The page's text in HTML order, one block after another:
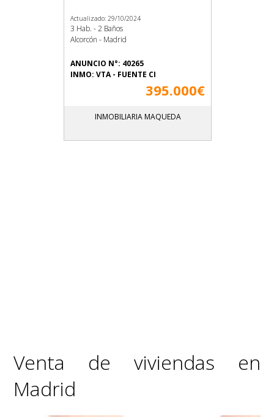
Actualizado: 29/10/2024
3 Hab. - 2 Baños
Alcorcón - Madrid
ANUNCIO N°: 40265
INMO: VTA - FUENTE CI
395.000€
INMOBILIARIA MAQUEDA
Venta de viviendas en
Madrid